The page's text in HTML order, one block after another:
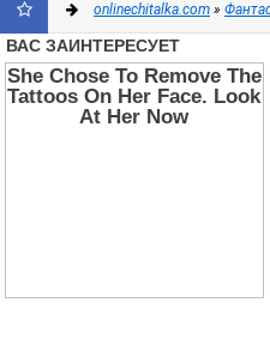
ДОБАВИТЬ
В
onlinechitalka.com »